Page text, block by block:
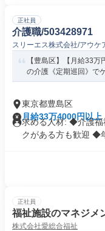
正社員
介護職/503428971
スリーエス株式会社/アウケ
【豊島区】【月給33
の介護《定期巡回》で
東京都豊島区
月給33万4000円以上
求める人材: ◆介護
クがある方も歓迎 ◆
正社員
福祉施設のマネジメ
株式会社愛総合福祉